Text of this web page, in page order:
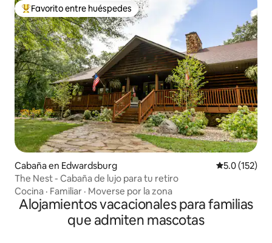
Favorito entre huéspedes preferido
Favorito entre huéspedes
Cabaña en Edwardsburg Calificación
5.0 (152)
The Nest - Cabaña de lujo para tu retiro
Cocina · Familiar · Moverse por la zona
Alojamientos vacacionales para familias
que admiten mascotas